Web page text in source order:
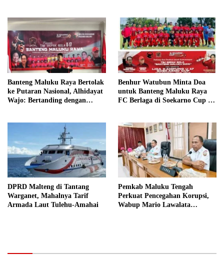
Banteng Maluku Raya Bertolak
ke Putaran Nasional, Alhidayat
Wajo: Bertanding dengan
Benhur Watubun Minta Doa
untuk Banteng Maluku Raya
FC Berlaga di Soekarno Cup U-
DPRD Malteng di Tantang
Warganet, Mahalnya Tarif
Armada Laut Tulehu-Amahai
Pemkab Maluku Tengah
Perkuat Pencegahan Korupsi,
Wabup Mario Lawalata